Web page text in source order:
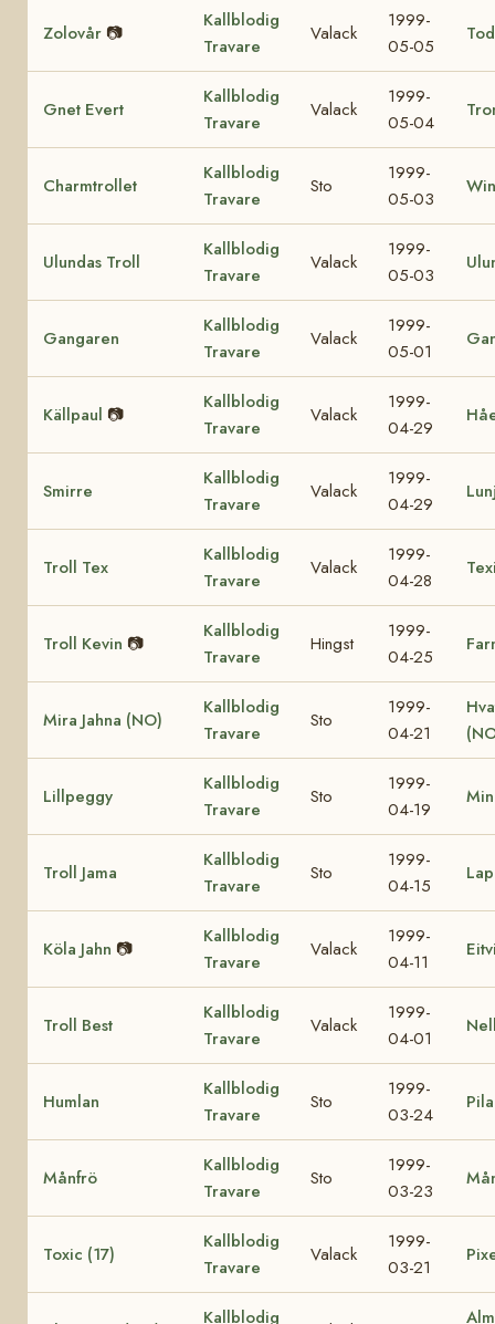
Zolovår 📷
Kallblodig
Travare
Valack
1999-
05-05
Gnet Evert
Kallblodig
Travare
Valack
1999-
05-04
Charmtrollet
Kallblodig
Travare
Sto
1999-
05-03
Ulundas Troll
Kallblodig
Travare
Valack
1999-
05-03
Gangaren
Kallblodig
Travare
Valack
1999-
05-01
Källpaul 📷
Kallblodig
Travare
Valack
1999-
04-29
Smirre
Kallblodig
Travare
Valack
1999-
04-29
Troll Tex
Kallblodig
Travare
Valack
1999-
04-28
Troll Kevin 📷
Kallblodig
Travare
Hingst
1999-
04-25
Mira Jahna (NO)
Kallblodig
Travare
Sto
1999-
04-21
Lillpeggy
Kallblodig
Travare
Sto
1999-
04-19
Troll Jama
Kallblodig
Travare
Sto
1999-
04-15
Köla Jahn 📷
Kallblodig
Travare
Valack
1999-
04-11
Troll Best
Kallblodig
Travare
Valack
1999-
04-01
Humlan
Kallblodig
Travare
Sto
1999-
03-24
Månfrö
Kallblodig
Travare
Sto
1999-
03-23
Toxic (17)
Kallblodig
Travare
Valack
1999-
03-21
Kallblodig